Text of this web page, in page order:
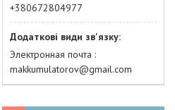
+380672804977
Электронная почта
makkumulatorov@gmail.com